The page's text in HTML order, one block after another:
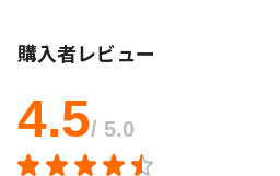
購入者レビュー
4.5/ 5.0